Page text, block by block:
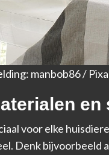
manbob86 /
en
voor elke
Denk